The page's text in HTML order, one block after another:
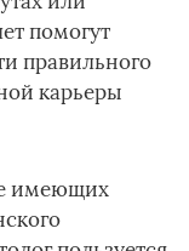
помогут
правильного
карьеры
имеющих